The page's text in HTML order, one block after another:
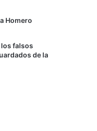
Homero
los falsos
de la